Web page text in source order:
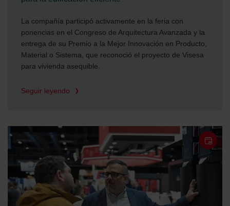
La compañía participó activamente en la feria con
ponencias en el Congreso de Arquitectura Avanzada y la
entrega de su Premio a la Mejor Innovación en Producto,
Material o Sistema, que reconoció el proyecto de Visesa
para vivienda asequible.
Seguir leyendo